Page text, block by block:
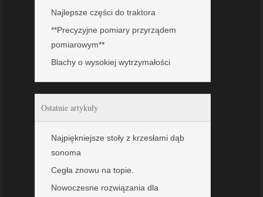
Najlepsze części do traktora
**Precyzyjne pomiary przyrządem
pomiarowym**
Blachy o wysokiej wytrzymałości
Ostatnie artykuły
Najpiękniejsze stoły z krzesłami dąb
sonoma
Cegła znowu na topie.
Nowoczesne rozwiązania dla